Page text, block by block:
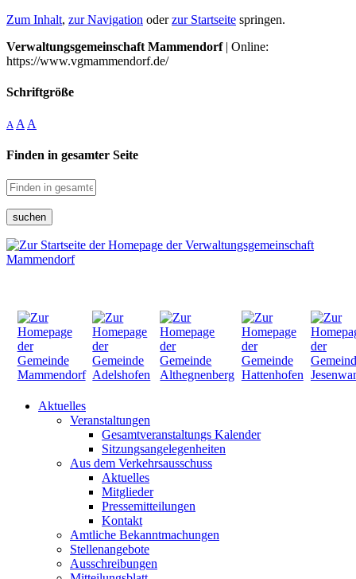
Zum Inhalt, zur Navigation oderzur Startseite springen.
Verwaltungsgemeinschaft Mammendorf| Online:
https://www.vgmammendorf.de/
Schriftgröße
A A A
Finden in gesamter Seite
suchen
Aktuelles
Veranstaltungen
Gesamtveranstaltungs Kalender
Sitzungsangelegenheiten
Aus dem Verkehrsausschuss
Aktuelles
Mitglieder
Pressemitteilungen
Kontakt
Amtliche Bekanntmachungen
Stellenangebote
Ausschreibungen